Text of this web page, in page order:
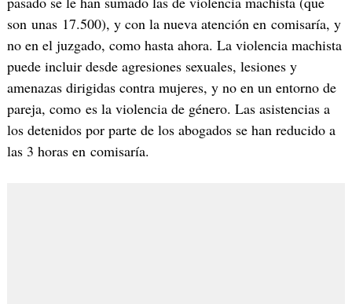
son unas 17.500), y con la nueva atención en comisaría, y
no en el juzgado, como hasta ahora. La violencia machista
puede incluir desde agresiones sexuales, lesiones y
amenazas dirigidas contra mujeres, y no en un entorno de
pareja, como es la violencia de género. Las asistencias a
los detenidos por parte de los abogados se han reducido a
las 3 horas en comisaría.